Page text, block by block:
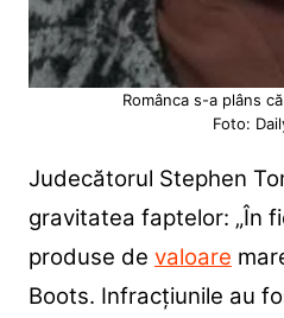
Românca s-a plâns
Foto:
Judecătorul Stephen
gravitatea faptelor: „În
produse de valoare
Boots. Infracțiunile au